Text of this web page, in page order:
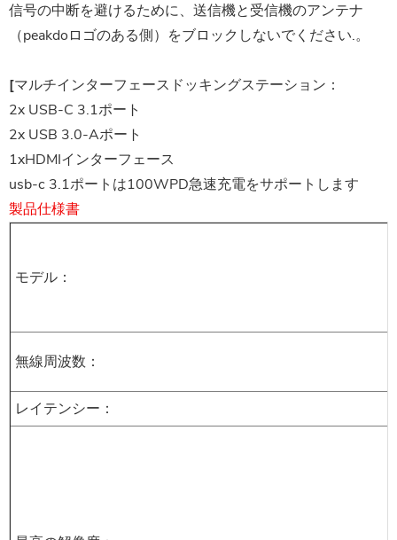
信号の中断を避けるために、送信機と受信機のアンテナ
（peakdoロゴのある側）をブロックしないでください.。
[マルチインターフェースドッキングステーション：
2x USB-C 3.1ポート
2x USB 3.0-Aポート
1xHDMIインターフェース
usb-c 3.1ポートは100WPD急速充電をサポートします
製品仕様書
モデル：
無線周波数：
レイテンシー：